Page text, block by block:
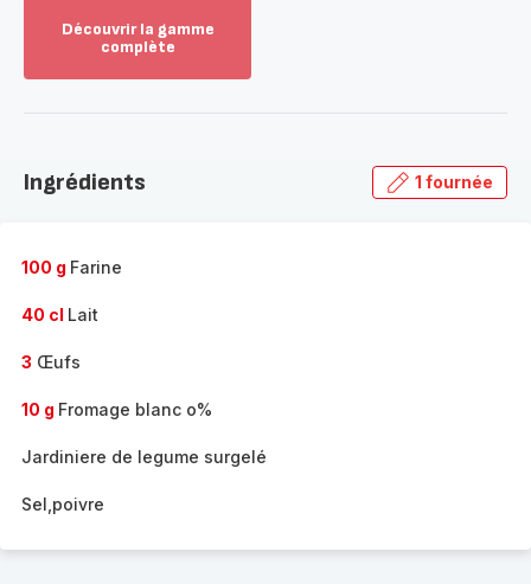
Découvrir la gamme
complète
gamme
Ingrédients 1 fournée
100 g Farine
40 cl Lait
3 Œufs
10 g Fromage blanc o%
Jardiniere de legume surgelé
Sel,poivre